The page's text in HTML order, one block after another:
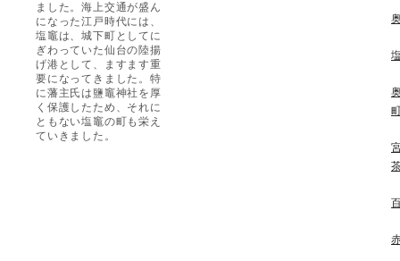
ました。海上交通が盛ん
になった江戸時代には、
塩竈は、城下町としてに
ぎわっていた仙台の陸揚
げ港として、ますます重
要になってきました。特
に藩主氏は鹽竈神社を厚
く保護したため、それに
ともない塩竈の町も栄え
ていきました。